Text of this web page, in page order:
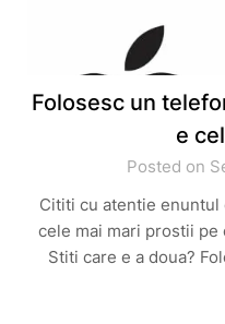
Folosesc un
e
Posted on
Cititi cu atentie
cele mai mari prostii
Stiti care e a doua?